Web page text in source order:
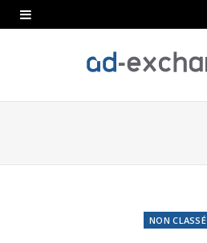
NON CLASSÉ